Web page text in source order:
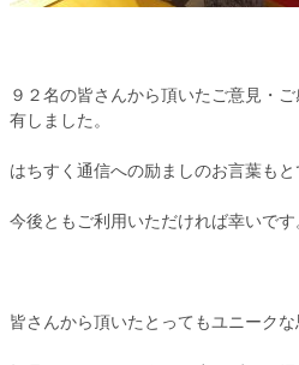
９２名の皆さんから頂いたご意見・
有しました。
はちすく通信への励ましのお言葉も
今後ともご利用いただければ幸いです
皆さんから頂いたとってもユニークな